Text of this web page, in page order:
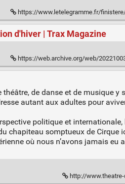
https://www.letelegramme.fr/finistere/brest/agressions-sexuelles-astropolis-veut-que-les-femmes-se-
d'hiver | Trax Magazine
https://web.archive.org/web/20221003113022/https://web.archive.org/
de danse et de musique y
autant aux adultes pour
politique et internationale,
chapiteau somptueux de Cirque
où nous n’avons jamais eu
http://